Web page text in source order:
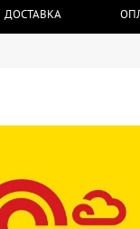
ДОСТАВКА